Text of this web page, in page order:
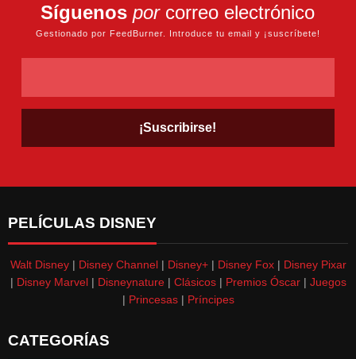
Síguenos porcorreo electrónico
Gestionado por FeedBurner. Introduce tu email y ¡suscríbete!
PELÍCULAS DISNEY
Walt Disney| Disney Channel| Disney+| Disney Fox| Disney Pixar
| Disney Marvel| Disneynature| Clásicos| Premios Óscar| Juegos
| Princesas| Príncipes
CATEGORÍAS